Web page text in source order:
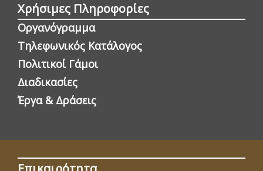
Χρήσιμες Πληροφορίες
Οργανόγραμμα
Τηλεφωνικός Κατάλογος
Πολιτικοί Γάμοι
Διαδικασίες
Έργα & Δράσεις